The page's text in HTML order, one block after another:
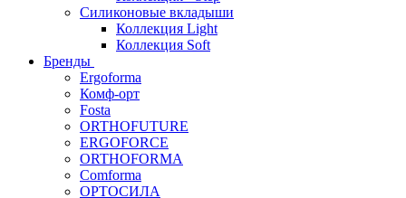
Силиконовые вкладыши
Коллекция Light
Коллекция Soft
Бренды
Ergoforma
Комф-орт
Fosta
ORTHOFUTURE
ERGOFORCE
ORTHOFORMA
Comforma
ОРТОСИЛА